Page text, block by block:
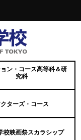
ン・コース高等科＆研
究科
ターズ・コース
校映画祭スカラシップ